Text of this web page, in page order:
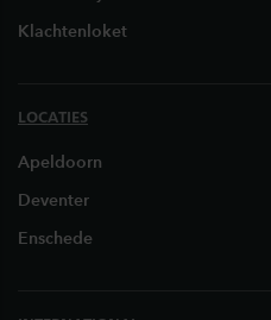
Klachtenloket
LOCATIES
Apeldoorn
Deventer
Enschede